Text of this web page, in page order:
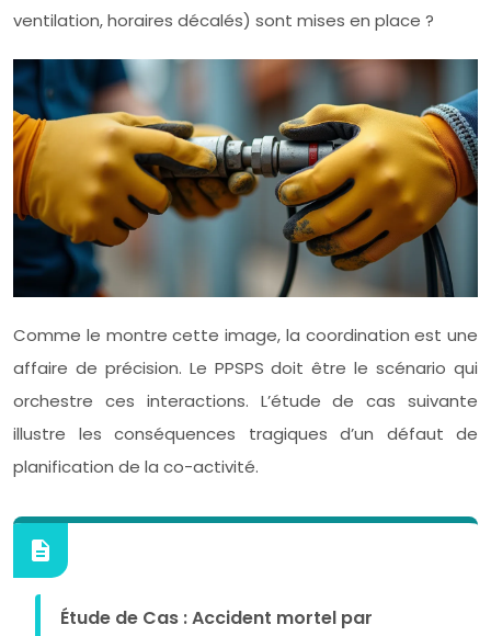
ventilation, horaires décalés) sont mises en place ?
Comme le montre cette image, la coordination est une
affaire de précision. Le PPSPS doit être le scénario qui
orchestre ces interactions. L’étude de cas suivante
illustre les conséquences tragiques d’un défaut de
planification de la co-activité.
Étude de Cas : Accident mortel par